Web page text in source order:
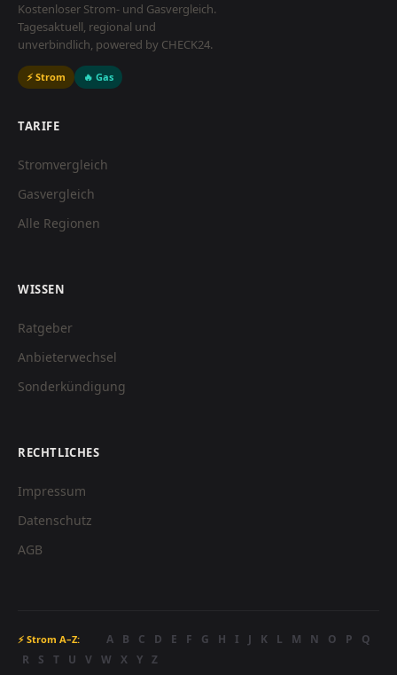
Kostenloser Strom- und Gasvergleich.
Tagesaktuell, regional und
unverbindlich, powered by CHECK24.
⚡ Strom 🔥 Gas
TARIFE
Stromvergleich
Gasvergleich
Alle Regionen
WISSEN
Ratgeber
Anbieterwechsel
Sonderkündigung
RECHTLICHES
Impressum
Datenschutz
AGB
⚡ Strom A–Z: A B C D E F G H I J K L M N O P
Q
R
S T U V W X Y Z